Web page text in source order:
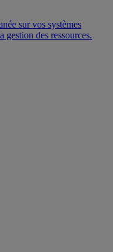
sur vos systèmes
gestion des ressources.